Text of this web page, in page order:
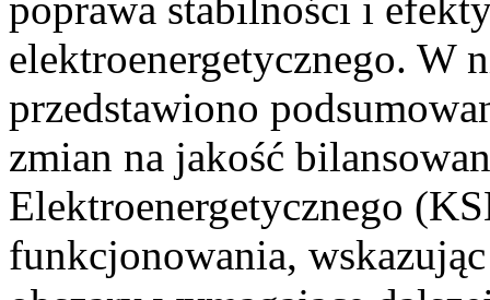
poprawa stabilności i
elektroenergetycznego. W
przedstawiono
zmian na jakość
Elektroenergetycznego
funkcjonowania,